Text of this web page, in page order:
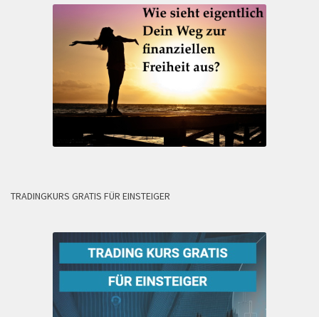
TRADINGKURS GRATIS FÜR EINSTEIGER